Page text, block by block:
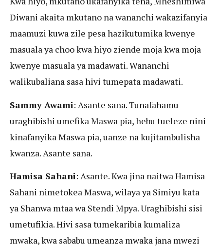
Diwani akaita mkutano na wananchi wakazifanyia
maamuzi kuwa zile pesa hazikutumika kwenye
masuala ya choo kwa hiyo ziende moja kwa moja
kwenye masuala ya madawati. Wananchi
walikubaliana sasa hivi tumepata madawati.
Sammy Awami: Asante sana. Tunafahamu
uraghibishi umefika Maswa pia, hebu tueleze nini
kinafanyika Maswa pia, uanze na kujitambulisha
kwanza. Asante sana.
Hamisa Sahani: Asante. Kwa jina naitwa Hamisa
Sahani nimetokea Maswa, wilaya ya Simiyu kata
ya Shanwa mtaa wa Stendi Mpya. Uraghibishi sisi
umetufikia. Hivi sasa tumekaribia kumaliza
mwaka, kwa sababu umeanza mwaka jana mwezi